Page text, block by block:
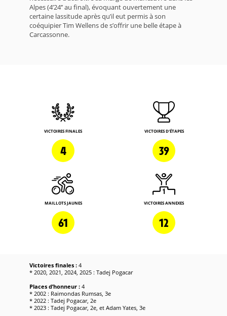
Alpes (4’24’’ au final), évoquant ouvertement une
certaine lassitude après qu’il eut permis à son
coéquipier Tim Wellens de s’offrir une belle étape à
Carcassonne.
VICTOIRES FINALES
4
VICTOIRES D'ÉTAPES
39
MAILLOTS JAUNES
61
VICTOIRES ANNEXES
12
Victoires finales : 4
* 2020, 2021, 2024, 2025 : Tadej Pogacar
Places d’honneur : 4
* 2002 : Raimondas Rumsas, 3e
* 2022 : Tadej Pogacar, 2e
* 2023 : Tadej Pogacar, 2e, et Adam Yates, 3e